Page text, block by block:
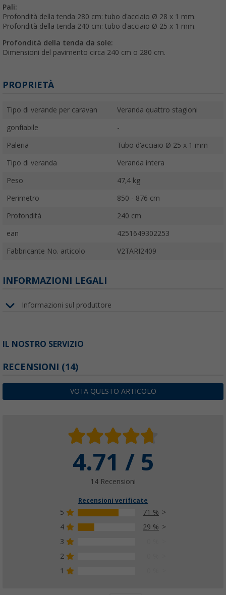
Pali:
Profondità della tenda 280 cm: tubo d'acciaio Ø 28 x 1 mm.
Profondità della tenda 240 cm: tubo d'acciaio Ø 25 x 1 mm.
Profondità della tenda da sole:
Dimensioni del pavimento circa 240 cm o 280 cm.
PROPRIETÀ
Tipo di verande per caravan Veranda quattro stagioni
gonfiabile -
Paleria Tubo d'acciaio Ø 25 x 1 mm
Tipo di veranda Veranda intera
Peso 47,4 kg
Perimetro 850 - 876 cm
Profondità 240 cm
ean 4251649302253
Fabbricante No. articolo V2TARI2409
INFORMAZIONI LEGALI
Informazioni sul produttore
IL NOSTRO SERVIZIO
RECENSIONI (14)
VOTA QUESTO ARTICOLO
4.71 / 5
14 Recensioni
Recensioni verificate
5
71 %
4
29 %
3
2
1